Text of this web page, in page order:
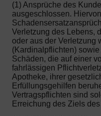
(1) Ansprüche des
ausgeschlossen.
Verletzung des Lebens,
oder aus der Verletzung
(Kardinalpflichten)
Schäden, die auf einer
fahrlässigen
Apotheke, ihrer
Erfüllungsgehilfen
Vertragspflichten sind
Erreichung des Ziels